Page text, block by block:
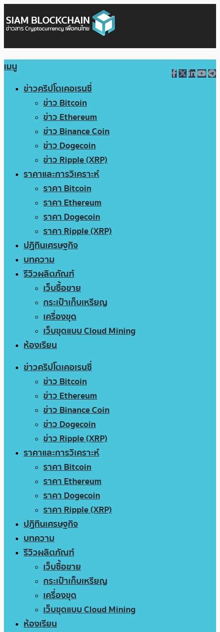
เมนู
ข่าวคริปโตเคอเรนซี่
ข่าว Bitcoin
ข่าว Ethereum
ข่าว Binance Coin
ข่าว Dogecoin
ข่าว Ripple (XRP)
ราคาและการวิเคราะห์
ราคา Bitcoin
ราคา Ethereum
ราคา Dogecoin
ราคา Ripple (XRP)
ปฏิทินเศรษฐกิจ
บทความ
รีวิวผลิตภัณฑ์
เว็บซื้อขาย
กระเป๋าเก็บเหรียญ
เครื่องขุด
เว็บขุดแบบ Cloud Mining
ห้องเรียน
ข่าวคริปโตเคอเรนซี่
ข่าว Bitcoin
ข่าว Ethereum
ข่าว Binance Coin
ข่าว Dogecoin
ข่าว Ripple (XRP)
ราคาและการวิเคราะห์
ราคา Bitcoin
ราคา Ethereum
ราคา Dogecoin
ราคา Ripple (XRP)
ปฏิทินเศรษฐกิจ
บทความ
รีวิวผลิตภัณฑ์
เว็บซื้อขาย
กระเป๋าเก็บเหรียญ
เครื่องขุด
เว็บขุดแบบ Cloud Mining
ห้องเรียน